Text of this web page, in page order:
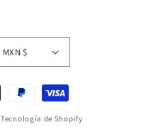
México | MXN $
Tecnología de Shopify